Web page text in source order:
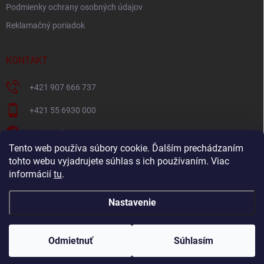
Tento web používa súbory cookie. Ďalším prechádzaním
tohto webu vyjadrujete súhlas s ich používaním. Viac
informácií tu.
Nastavenie
Odmietnuť Súhlasím
Podmienky ochrany osobných údajov
Reklamačný poriadok
KONTAKT
+421 907 666 737
+421 55 6930 000
Facebook
+421907666737
Navštívte náš YouTube kanál
Vytvoril Shoptet
Copyright 2026Oravec nábytok . Všetky práva vyhradené.